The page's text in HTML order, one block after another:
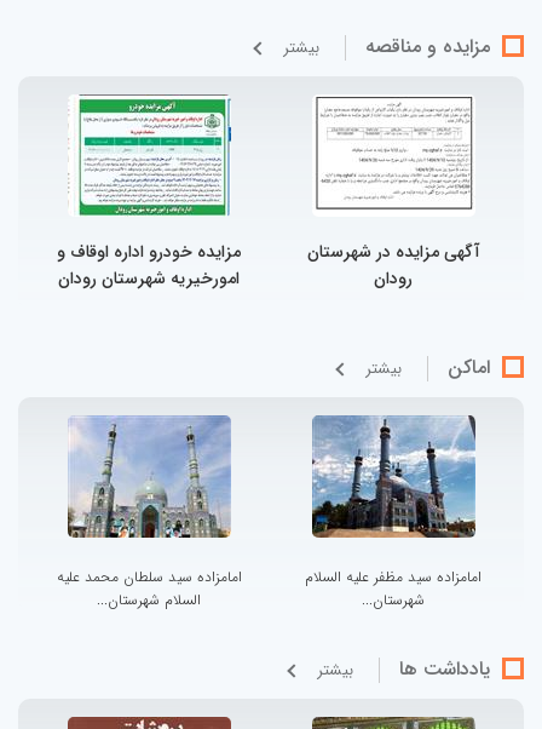
مزایده و مناقصه بيشتر
آگهی‌ مزایده در شهرستان
رودان
مزایده خودرو اداره اوقاف و
امورخیریه شهرستان رودان
اماکن بيشتر
امامزاده سید مظفر علیه السلام
شهرستان...
امامزاده سید سلطان محمد علیه
السلام شهرستان...
یادداشت ها بيشتر